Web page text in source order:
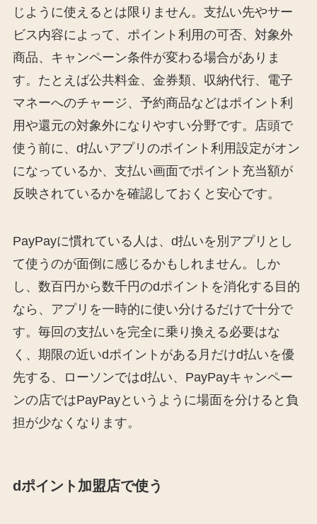
じように使えるとは限りません。支払い先やサー
ビス内容によって、ポイント利用の可否、対象外
商品、キャンペーン条件が変わる場合がありま
す。たとえば公共料金、金券類、収納代行、電子
マネーへのチャージ、予約商品などはポイント利
用や還元の対象外になりやすい分野です。店頭で
使う前に、d払いアプリのポイント利用設定がオン
になっているか、支払い画面でポイント充当額が
反映されているかを確認しておくと安心です。
PayPayに慣れている人は、d払いを別アプリとし
て使うのが面倒に感じるかもしれません。しか
し、数百円から数千円のdポイントを消化する目的
なら、アプリを一時的に使い分けるだけで十分で
す。毎回の支払いを完全に乗り換える必要はな
く、期限の近いdポイントがある月だけd払いを優
先する、ローソンではd払い、PayPayキャンペー
ンの店ではPayPayというように場面を分けると負
担が少なくなります。
dポイント加盟店で使う